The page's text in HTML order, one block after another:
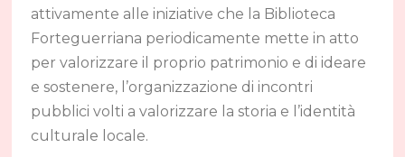
attivamente alle iniziative che la Biblioteca
Forteguerriana periodicamente mette in atto
per valorizzare il proprio patrimonio e di ideare
e sostenere, l’organizzazione di incontri
pubblici volti a valorizzare la storia e l’identità
culturale locale.